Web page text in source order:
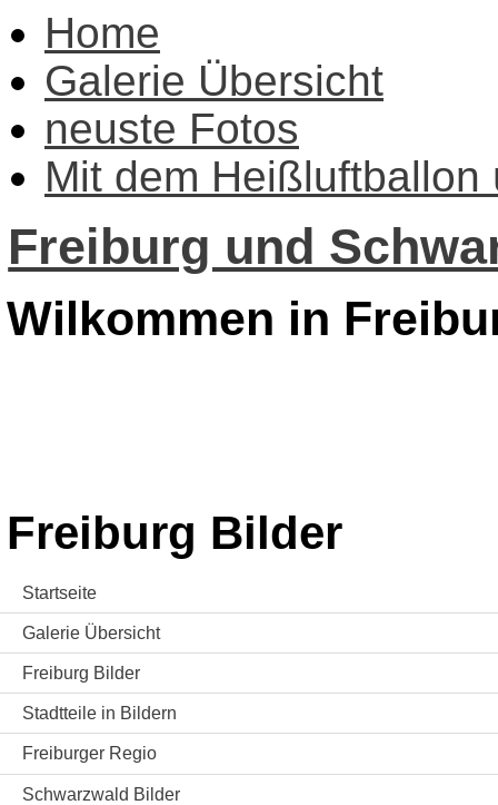
Home
Galerie Übersicht
neuste Fotos
Mit dem Heißluftballon
Freiburg und
Wilkommen in
Freiburg Bilder
Startseite
Galerie Übersicht
Freiburg Bilder
Stadtteile in Bildern
Freiburger Regio
Schwarzwald Bilder